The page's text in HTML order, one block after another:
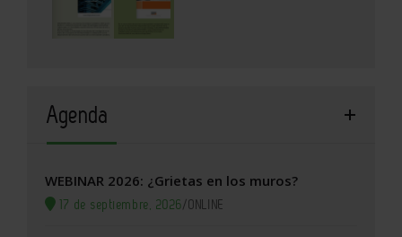
Agenda
WEBINAR 2026: ¿Grietas en los muros?
17 de septiembre, 2026/ONLINE